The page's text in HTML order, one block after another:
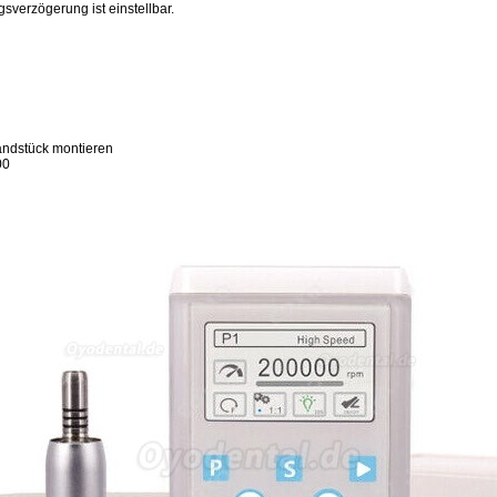
ist einstellbar.
montieren